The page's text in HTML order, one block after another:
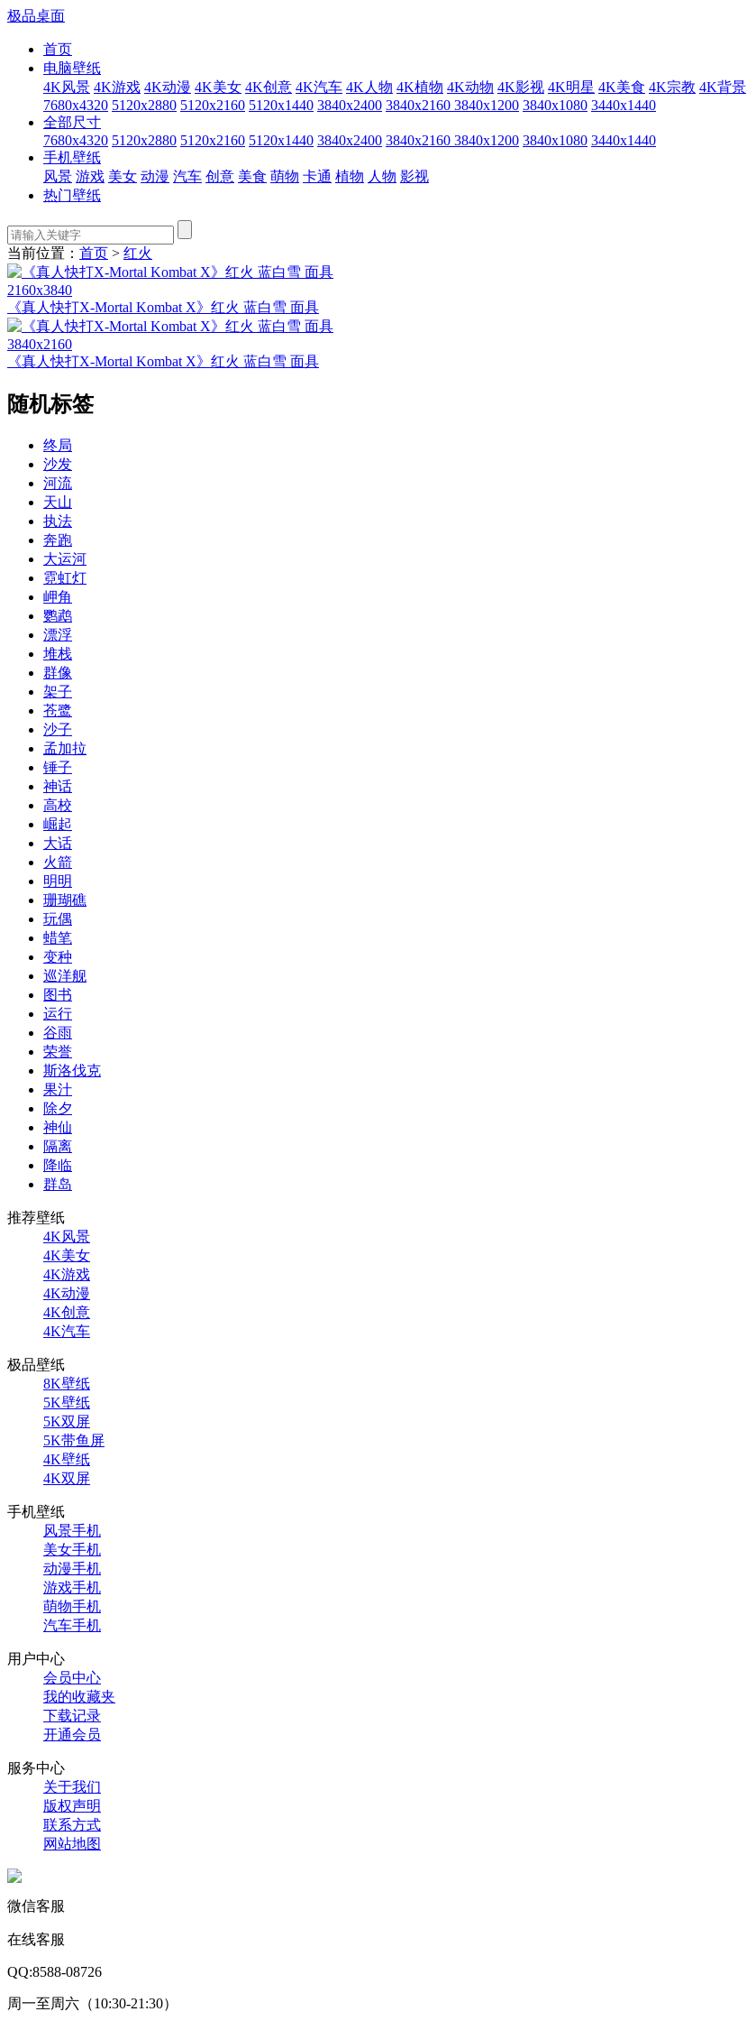
极品桌面
首页
电脑壁纸
4K风景 4K游戏 4K动漫 4K美女 4K创意 4K汽车 4K人物 4K植物 4K动物 4K影视 4K明星 4K美食 4K宗教 4K背景
7680x4320 5120x2880 5120x2160 5120x1440 3840x2400 3840x2160 3840x1200 3840x1080 3440x1440
全部尺寸
7680x4320 5120x2880 5120x2160 5120x1440 3840x2400 3840x2160 3840x1200 3840x1080 3440x1440
手机壁纸
风景 游戏 美女 动漫 汽车 创意 美食 萌物 卡通 植物 人物 影视
热门壁纸
当前位置： 首页 > 红火
2160x3840
《真人快打X-Mortal Kombat X》红火 蓝白雪 面具
3840x2160
《真人快打X-Mortal Kombat X》红火 蓝白雪 面具
随机标签
终局
沙发
河流
天山
执法
奔跑
大运河
霓虹灯
岬角
鹦鹉
漂浮
堆栈
群像
架子
苍鹭
沙子
孟加拉
锤子
神话
高校
崛起
大话
火箭
明明
珊瑚礁
玩偶
蜡笔
变种
巡洋舰
图书
运行
谷雨
荣誉
斯洛伐克
果汁
除夕
神仙
隔离
降临
群岛
推荐壁纸
4K风景
4K美女
4K游戏
4K动漫
4K创意
4K汽车
极品壁纸
8K壁纸
5K壁纸
5K双屏
5K带鱼屏
4K壁纸
4K双屏
手机壁纸
风景手机
美女手机
动漫手机
游戏手机
萌物手机
汽车手机
用户中心
会员中心
我的收藏夹
下载记录
开通会员
服务中心
关于我们
版权声明
联系方式
网站地图
微信客服
在线客服
QQ:8588-08726
周一至周六（10:30-21:30）